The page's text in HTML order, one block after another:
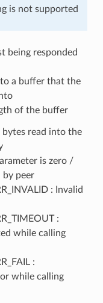
is not supported
being responded
a buffer that the
of the buffer
bytes read into the
is zero /
by peer
: Invalid
:
while calling
:
while calling